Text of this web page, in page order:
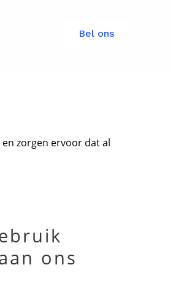
Bel ons
zorgen ervoor dat al
ons